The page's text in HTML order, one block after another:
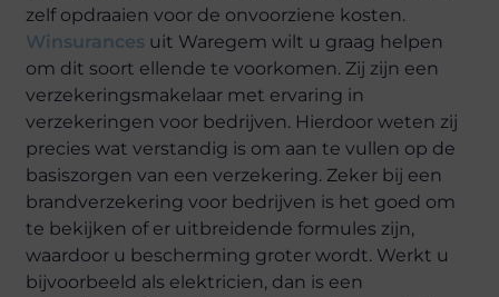
zelf opdraaien voor de onvoorziene kosten.
Winsurances uit Waregem wilt u graag helpen
om dit soort ellende te voorkomen. Zij zijn een
verzekeringsmakelaar met ervaring in
verzekeringen voor bedrijven. Hierdoor weten zij
precies wat verstandig is om aan te vullen op de
basiszorgen van een verzekering. Zeker bij een
brandverzekering voor bedrijven is het goed om
te bekijken of er uitbreidende formules zijn,
waardoor u bescherming groter wordt. Werkt u
bijvoorbeeld als elektricien, dan is een